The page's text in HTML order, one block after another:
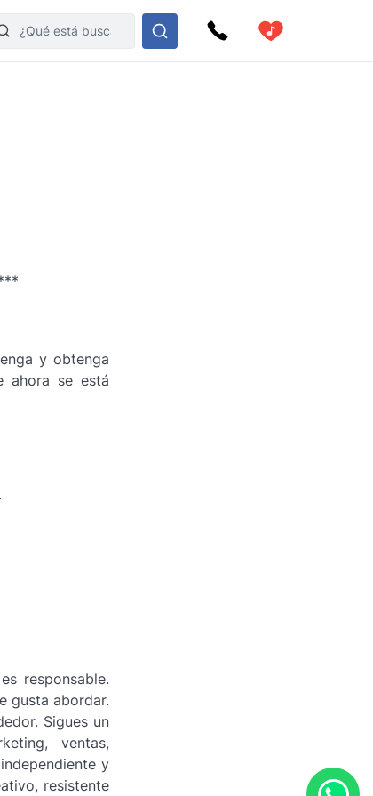
y obtenga
ahora se está
responsable.
gusta abordar.
Sigues un
ventas,
y
resistente